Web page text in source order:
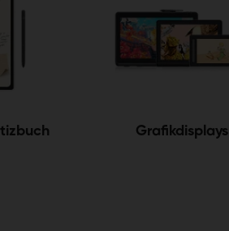
Grafikdisplays